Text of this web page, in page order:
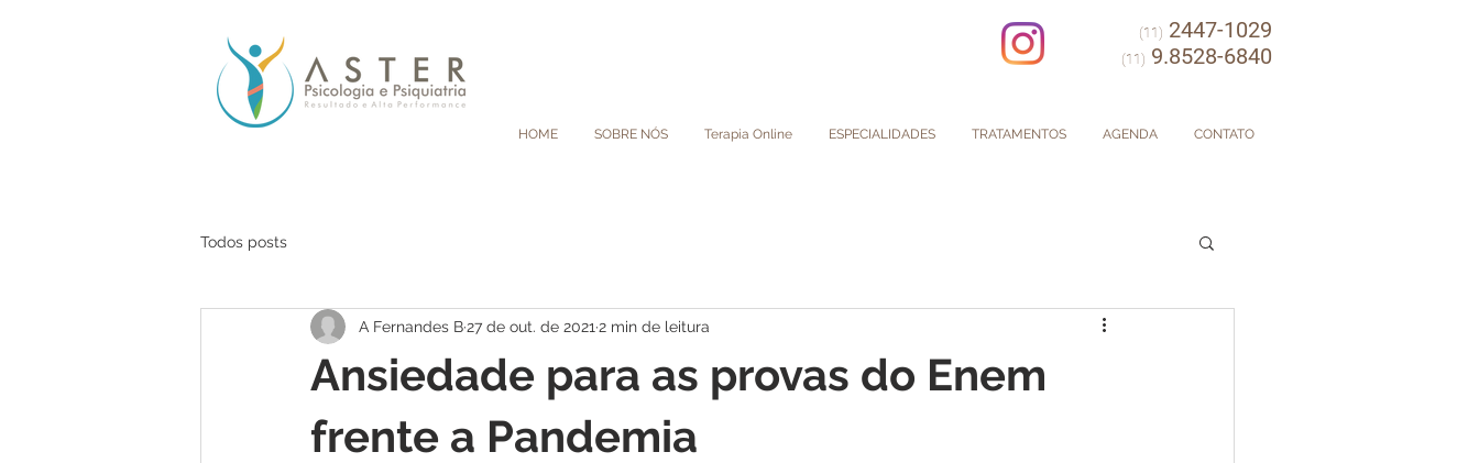
(11) 2447-1029
(11) 9.8528-6840
HOME SOBRE NÓS Terapia Online ESPECIALIDADES TRATAMENTOS AGENDA CONTATO
Todos posts
Ansiedade para as provas do Enem
frente a Pandemia
A Fernandes B27 de out. de 2021 2 min de leitura